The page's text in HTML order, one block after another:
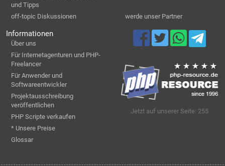
und Tipps
off-topic Diskussionen
werde unser Partner
Informationen
Über uns
Für Internetagenturen und PHP-
Freelancer
Für Anwender und
Softwareentwickler
Projektausschreibung
veröffentlichen
PHP Scripte verkaufen
* Unsere Preise
Glossar
Jetzt auf unserer Seite: 255